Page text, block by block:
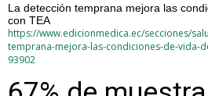
La detección temprana mejora las
con TEA
https://www.edicionmedica.ec/secciones/
temprana-mejora-las-condiciones-de-vida-
93902